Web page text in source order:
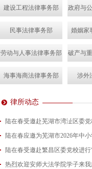
建设工程法律事务部 政府与
民事法律事务部 婚姻家
劳动与人事法律事务部 破产与
海事海商法律事务部 涉外
律所动态
陆在春受邀赴芜湖市湾沚区委
陆在春应邀为芜湖市2026年中
陆在春受邀赴繁昌区委党校进
热烈欢迎安师大法学院学子来我